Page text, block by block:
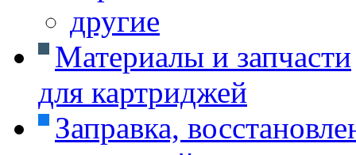
другие
Материалы и запчасти
для картриджей
Заправка,